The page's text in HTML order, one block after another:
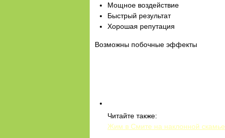
Мощное воздействие
Быстрый результат
Хорошая репутация
Возможны побочные эффекты
Читайте также:
Жим в Смите на наклонной скамье